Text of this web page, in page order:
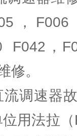
，
F042，
修。
流调速器
用法拉